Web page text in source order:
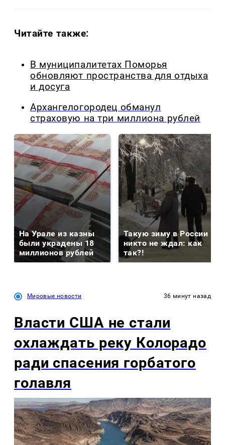
Читайте также:
В муниципалитетах Поморья
обновляют пространства для отдыха
и досуга
Архангелогородец обманул
страховую на три миллиона рублей
На Урале из казны
были украдены 18
миллионов рублей
Такую зиму в России
никто не ждал: как
так?!
Мировые новости 36 минут назад
Власти США не стали
охлаждать реку Колорадо
ради спасения горбатого
голавля